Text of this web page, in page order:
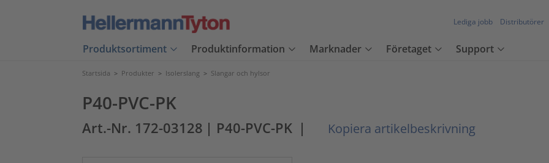
Lediga jobb Distributörer
Produktsortiment Produktinformation Marknader Företaget Support
Startsida > Produkter > Isolerslang > Slangar och hylsor
P40-PVC-PK
Art.-Nr. 172-03128 | P40-PVC-PK | Kopiera artikelbeskrivning